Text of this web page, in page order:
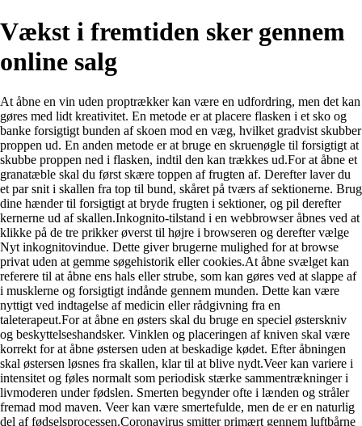
Vækst i fremtiden sker gennem
online salg
At åbne en vin uden proptrækker kan være en udfordring, men det kan
gøres med lidt kreativitet. En metode er at placere flasken i et sko og
banke forsigtigt bunden af skoen mod en væg, hvilket gradvist skubber
proppen ud. En anden metode er at bruge en skruenøgle til forsigtigt at
skubbe proppen ned i flasken, indtil den kan trækkes ud.For at åbne et
granatæble skal du først skære toppen af ​​frugten af. Derefter laver du
et par snit i skallen fra top til bund, skåret på tværs af sektionerne. Brug
dine hænder til forsigtigt at bryde frugten i sektioner, og pil derefter
kernerne ud af skallen.Inkognito-tilstand i en webbrowser åbnes ved at
klikke på de tre prikker øverst til højre i browseren og derefter vælge
Nyt inkognitovindue. Dette giver brugerne mulighed for at browse
privat uden at gemme søgehistorik eller cookies.At åbne svælget kan
referere til at åbne ens hals eller strube, som kan gøres ved at slappe af
i musklerne og forsigtigt indånde gennem munden. Dette kan være
nyttigt ved indtagelse af medicin eller rådgivning fra en
taleterapeut.For at åbne en østers skal du bruge en speciel østerskniv
og beskyttelseshandsker. Vinklen og placeringen af kniven skal være
korrekt for at åbne østersen uden at beskadige kødet. Efter åbningen
skal østersen løsnes fra skallen, klar til at blive nydt.Veer kan variere i
intensitet og føles normalt som periodisk stærke sammentrækninger i
livmoderen under fødslen. Smerten begynder ofte i lænden og stråler
fremad mod maven. Veer kan være smertefulde, men de er en naturlig
del af fødselsprocessen.Coronavirus smitter primært gennem luftbårne